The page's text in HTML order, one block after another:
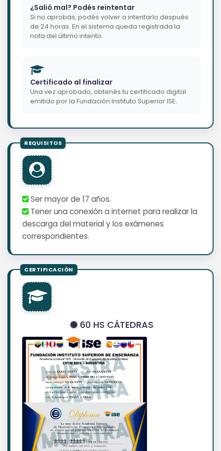
¿Salió mal? Podés reintentar
Si no aprobás, podés volver a intentarlo después
de 24 horas. En el sistema queda registrada la
nota del último intento.
Certificado al finalizar
Una vez aprobado, obtenés tu certificado digital
emitido por la Fundación Instituto Superior ISE.
Ser mayor de 17 años.
Tener una conexión a internet para realizar la
descarga del material y los exámenes
correspondientes.
60 HS CÁTEDRAS